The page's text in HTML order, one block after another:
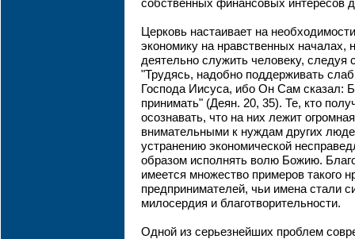
собственных финансовых интересов
Церковь настаивает на
экономику на нравственных началах,
деятельно служить человеку, следуя
"Трудясь, надобно поддерживать
Господа Иисуса, ибо Он Сам сказал:
принимать" (Деян. 20, 35). Те, кто
осознавать, что на них лежит
внимательными к нуждам других
устранению экономической
образом исполнять волю Божию.
имеется множество примеров такого
предпринимателей, чьи имена стали
милосердия и благотворительности.
Одной из серьезнейших проблем